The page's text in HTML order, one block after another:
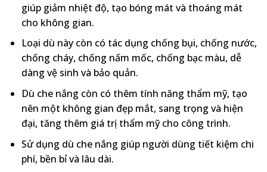
giúp giảm nhiệt độ, tạo bóng mát và thoáng mát
cho không gian.
Loại dù này còn có tác dụng chống bụi, chống nước,
chống cháy, chống nấm mốc, chống bạc màu, dễ
dàng vệ sinh và bảo quản.
Dù che nắng còn có thêm tính năng thẩm mỹ, tạo
nên một không gian đẹp mắt, sang trọng và hiện
đại, tăng thêm giá trị thẩm mỹ cho công trình.
Sử dụng dù che nắng giúp người dùng tiết kiệm chi
phí, bền bỉ và lâu dài.